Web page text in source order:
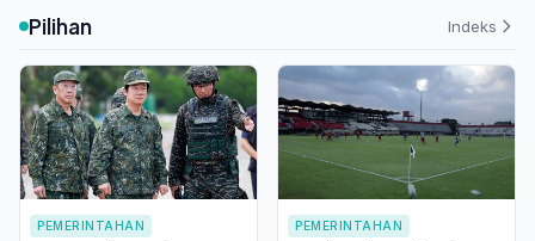
Pilihan Indeks
PEMERINTAHAN PEMERINTAHAN